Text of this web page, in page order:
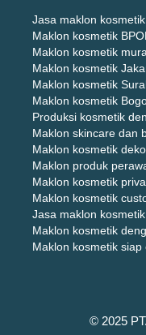
Jasa maklon
Maklon kosmetik
Maklon kosmetik
Maklon kosmetik
Maklon kosmetik
Maklon kosmetik
Produksi kosmetik
Maklon skincare dan
Maklon kosmetik
Maklon produk
Maklon kosmetik
Maklon kosmetik
Jasa maklon
Maklon kosmetik
Maklon kosmetik siap
© 2025